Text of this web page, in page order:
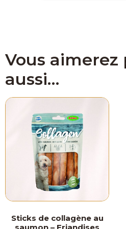
Vous
aussi…
Sticks de collagène au
saumon – Friandises